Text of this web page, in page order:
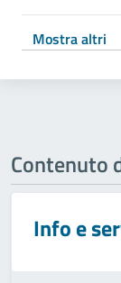
Mostra altri
Contenuto
Info e